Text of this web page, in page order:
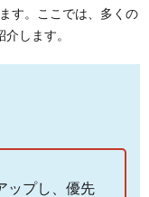
す。ここでは、多くの
します。
ップし、優先